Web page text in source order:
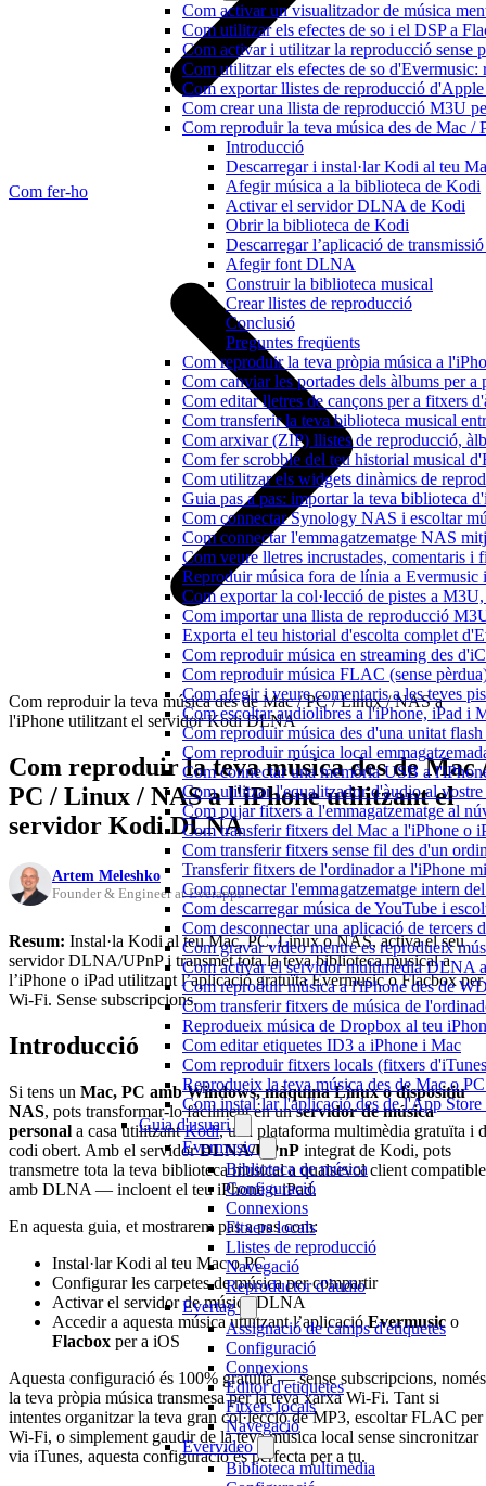
Com activar un visualitzador de música
Com utilitzar els efectes de so i el DSP a
Com activar i utilitzar la reproducció sense
Com utilitzar els efectes de so
Com exportar llistes de reproducció
Com crear una llista de reproducció M3U
Com reproduir la teva música des de
Introducció
Descarregar i instal·lar Kodi al teu
Afegir música a la biblioteca de Kodi
Activar el servidor DLNA de Kodi
Obrir la biblioteca de Kodi
Descarregar l’aplicació de
Afegir font DLNA
Construir la biblioteca musical
Crear llistes de reproducció
Conclusió
Preguntes freqüents
Com reproduir la teva pròpia música a
Com canviar les portades dels àlbums per
Com editar lletres de cançons per a fitxers
Com transferir la teva biblioteca musical
Com arxivar (ZIP) llistes de reproducció,
Com fer scrobble del teu historial musical
Com utilitzar els widgets dinàmics de
Guia pas a pas: importar la teva biblioteca
Com connectar Synology NAS i escoltar
Com connectar l'emmagatzematge NAS
Com veure lletres incrustades, comentaris
Reproduir música fora de línia a
Com exportar la col·lecció de pistes a
Com importar una llista de reproducció
Exporta el teu historial d'escolta complet
Com reproduir música en streaming des
Com reproduir música FLAC (sense
Com afegir i veure comentaris a les teves
Com escoltar audiolibres a l'iPhone, iPad i
Com reproduir música des d'una unitat
Com reproduir música local
Com connectar una memòria USB a
Com utilitzar l'equalitzador d'àudio al
Com pujar fitxers a l'emmagatzematge al
Com transferir fitxers del Mac a l'iPhone o
Com transferir fitxers sense fil des d'un
Transferir fitxers de l'ordinador a l'iPhone
Com connectar l'emmagatzematge intern
Com descarregar música de YouTube i
Com desconnectar una aplicació de tercers
Com gravar vídeo mentre es reprodueix
Com activar el servidor multimèdia DLNA
Com reproduir música a l'iPhone des de
Com transferir fitxers de música de
Reprodueix música de Dropbox al teu
Com editar etiquetes ID3 a iPhone i Mac
Com reproduir fitxers locals (fitxers
Reprodueix la teva música des de Mac o
Com instal·lar l'aplicació des de l'App
Guia d'usuari
Evermusic
Biblioteca de música
Configuració
Connexions
Fitxers locals
Llistes de reproducció
Navegació
Reproductor d'àudio
Evertag
Assignació de camps d'etiquetes
Configuració
Connexions
Editor d'etiquetes
Fitxers locals
Navegació
Evervideo
Biblioteca multimèdia
Com fer-ho
Com reproduir la teva música des de Mac / PC / Linux / NAS a
l'iPhone utilitzant el servidor Kodi DLNA
Com reproduir la teva música des de Mac
PC / Linux / NAS a l'iPhone utilitzant el
servidor Kodi DLNA
Artem Meleshko
Founder & Engineer at Everappz
Resum: Instal·la Kodi al teu Mac, PC, Linux o NAS, activa el seu
servidor DLNA/UPnP i transmet tota la teva biblioteca musical a
l’iPhone o iPad utilitzant l’aplicació gratuïta Evermusic o Flacbox per
Wi-Fi. Sense subscripcions.
Introducció
Si tens un Mac, PC amb Windows, màquina Linux o dispositiu
NAS, pots transformar-lo fàcilment en unservidor de música
personal a casa utilitzantKodi, una plataforma multimèdia gratuïta i
codi obert. Amb el servidorDLNA/UPnP integrat de Kodi, pots
transmetre tota la teva biblioteca musical a qualsevol client compatible
amb DLNA — incloent el teu iPhone o iPad.
En aquesta guia, et mostrarem pas a pas com:
Instal·lar Kodi al teu Mac o PC
Configurar les carpetes de música per compartir
Activar el servidor de música DLNA
Accedir a aquesta música utilitzant l’aplicacióEvermusic o
Flacbox per a iOS
Aquesta configuració és 100% gratuïta — sense subscripcions, només
la teva pròpia música transmesa per la teva xarxa Wi-Fi. Tant si
intentes organitzar la teva gran col·lecció de MP3, escoltar FLAC per
Wi-Fi, o simplement gaudir de la teva música local sense sincronitzar
via iTunes, aquesta configuració és perfecta per a tu.